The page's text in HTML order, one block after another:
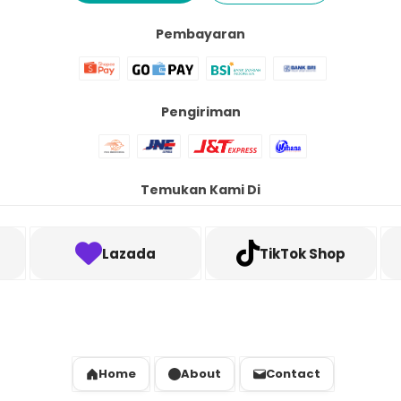
Pembayaran
Pengiriman
Temukan Kami Di
Lazada TikTok Shop
Home About Contact